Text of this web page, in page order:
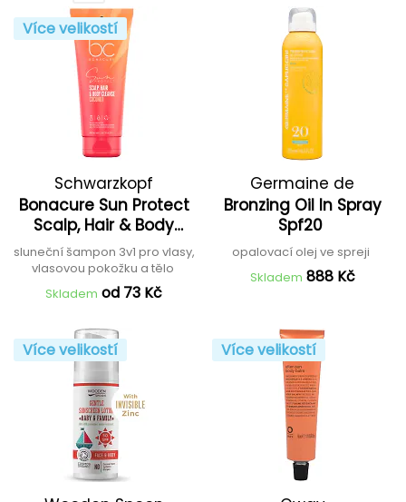
Více velikostí
Schwarzkopf
Professional
Bonacure Sun Protect
Scalp, Hair & Body
Cleanse
sluneční šampon 3v1 pro vlasy,
vlasovou pokožku a tělo
Skladem od 73 Kč
Germaine de
Capuccini
Bronzing Oil In Spray
Spf20
opalovací olej ve spreji
Skladem 888 Kč
Více velikostí Více velikostí